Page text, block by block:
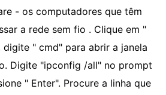
- os computadores que têm
a rede sem fio . Clique em "
digite " cmd" para abrir a janela
Digite "ipconfig /all" no prompt
" Enter". Procure a linha que